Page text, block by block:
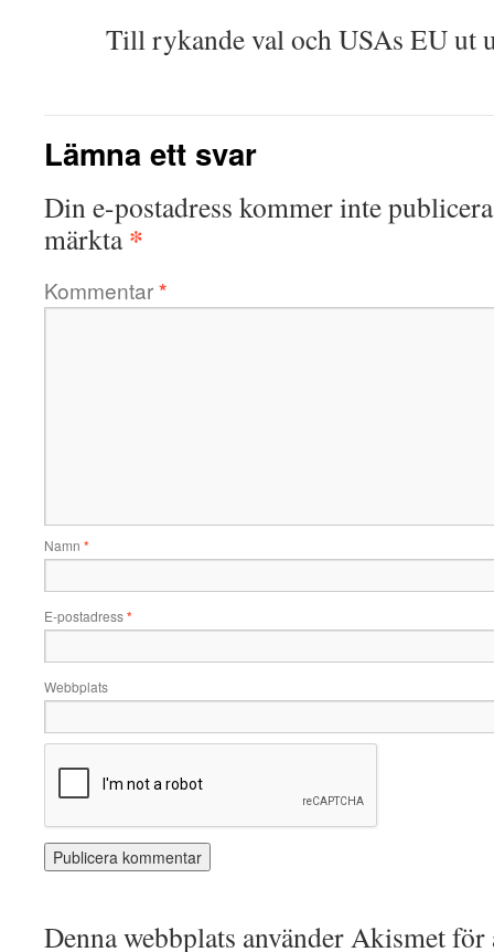
Till rykande val och USAs EU ut
Lämna ett svar
Din e-postadress kommer inte
märkta*
Kommentar*
Namn *
E-postadress*
Webbplats
Denna webbplats använder Akismet